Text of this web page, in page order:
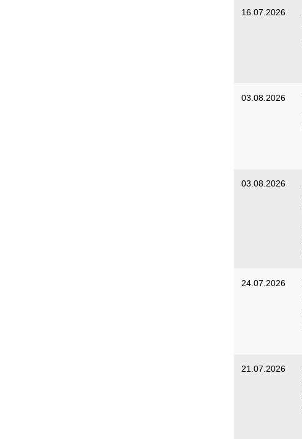
16.07.2026
03.08.2026
03.08.2026
24.07.2026
21.07.2026